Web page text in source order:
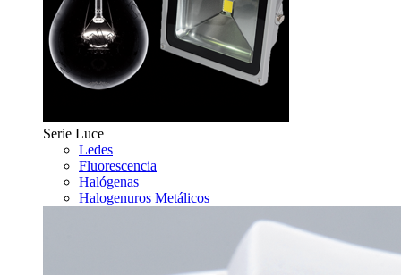
Serie Luce
Ledes
Fluorescencia
Halógenas
Halogenuros Metálicos